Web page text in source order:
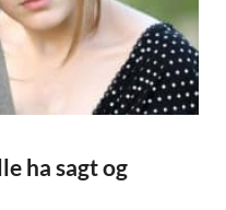
ha sagt og